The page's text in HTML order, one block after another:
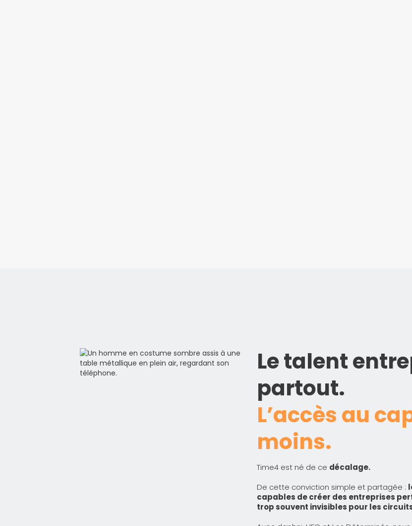
Le talent
partout.
L’accès au
moins.
Time4 est né de ce décalage.
De cette conviction simple et partagée :
capables de créer des entreprises
trop souvent invisibles pour les